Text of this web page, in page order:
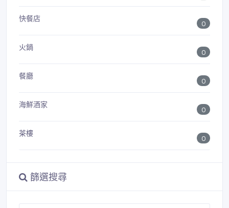
快餐店
0
火鍋
0
餐廳
0
海鮮酒家
0
茶樓
0
篩選搜尋